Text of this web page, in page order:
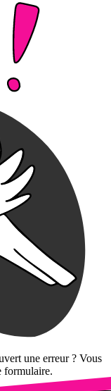
une erreur ? Vous
formulaire.